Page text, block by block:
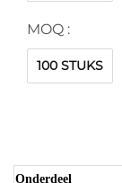
MOQ :
100 STUKS
Onderdeel